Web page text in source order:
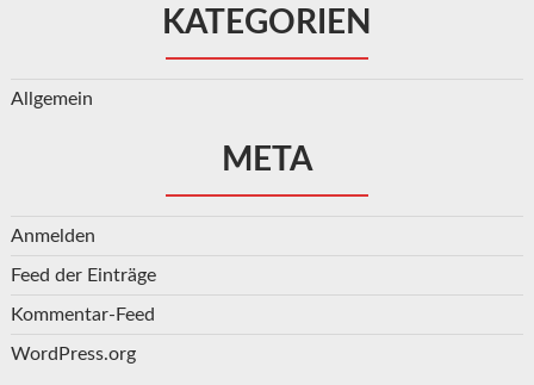
KATEGORIEN
Allgemein
META
Anmelden
Feed der Einträge
Kommentar-Feed
WordPress.org